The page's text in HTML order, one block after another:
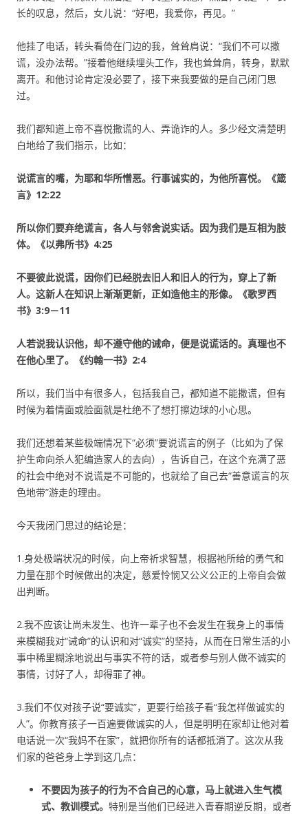
长的叹息，然后，女儿说：“好吧，我爱你，再见。”
他挂了电话，转头看倚在门边的我，耸耸肩说：“我们不可以撒
谎，没办法帮。”接着他继续埋头工作，我也耸耸肩，转身，默默
离开。和他讨论肯定没必要了，接下来我要做的是自己闭门思
过。
我们都知道上帝不喜悦撒谎的人、弄诡诈的人。多少经文清楚明
白地给了我们指示，比如：
说谎言的嘴，为耶和华所憎恶。行事诚实的，为他所喜悦。《箴
言》12:22
所以你们要弃绝谎言，各人与邻舍说实话。因为我们是互相为肢
体。《以弗所书》4:25
不要彼此说谎，因你们已经脱去旧人和旧人的行为，穿上了新
人。这新人在知识上渐渐更新，正如造他主的形像。《歌罗西
书》3:9－11
人若说我认识他，却不遵守他的诫命，便是说谎话的。真理也不
在他心里了。《约翰一书》2:4
所以，我们当中有很多人，包括我自己，都知道不能撒谎，但有
时候为着情面或脸面就是杜绝不了想打擦边球的小心思。
我们还想着某些极端情况下“必须”要说谎言的例子（比如为了保
护生命向杀人犯编造家人的去向），告诉自己，在这个充满了恶
的社会中绝对不说谎是不可能的，也就给了自己去“善意谎言的灰
色地带”游走的理由。
今天我闭门思过的结论是：
1.身处极端状况的时候，向上帝祈求智慧，根据祂所给的勇气和
力量在那个时候做出的决定，慈爱怜悯又公义公正的上帝自会做
出判断。
2.我不应该让尚未发生、也许一辈子也不会发生在我身上的事情
来模糊我对“诫命”的认识和对“诚实”的坚持，从而在日常生活的小
事中稀里糊涂地说出与事实不符的话，或者参与别人做不诚实的
事情，讨好了人，却得罪了神。
3.我们不仅对孩子说“要诚实”，更要行给孩子看“我怎样做诚实的
人”。你教育孩子一百遍要做诚实的人，但是明明在家却让他对着
电话说一次“我妈不在家”，就把你所有的话都抵消了。这次从我
们家的爸爸身上学到这几点：
不要因为孩子的行为不合自己的心意，马上就进入生气模
式、教训模式。 特别是当他们已经进入青春期逆反期，或者